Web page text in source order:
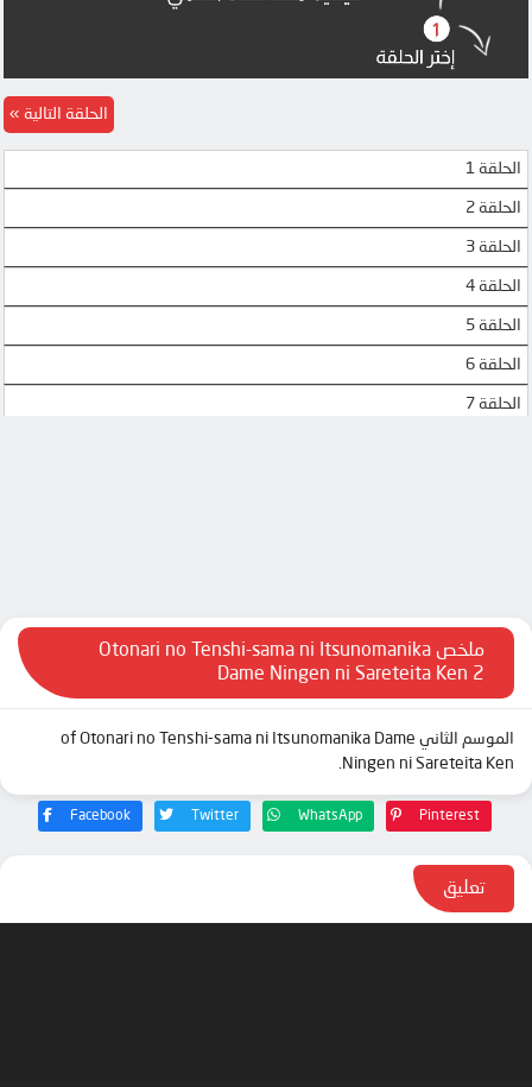
الحلقة 1
الحلقة 2
الحلقة 3
الحلقة 4
الحلقة 5
الحلقة 6
الحلقة 7
الحلقة التالية
ملخص Otonari no Tenshi-sama ni Itsunomanika
Dame Ningen ni Sareteita Ken 2
الموسم الثاني of Otonari no Tenshi-sama ni Itsunomanika Dame
Ningen ni Sareteita Ken.
Facebook Twitter WhatsApp Pinterest
تعليق